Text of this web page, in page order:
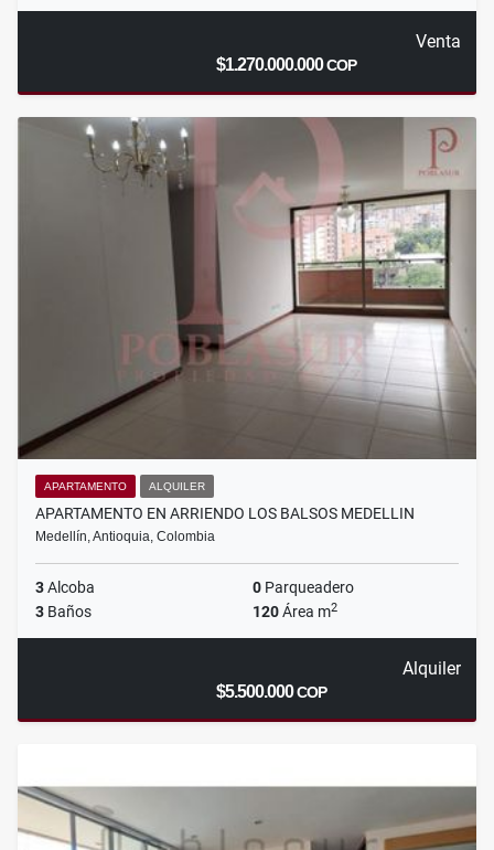
Venta
$1.270.000.000COP
APARTAMENTO ALQUILER
APARTAMENTO EN ARRIENDO LOS BALSOS MEDELLIN
Medellín, Antioquia, Colombia
3Alcoba 0 Parqueadero
3 Baños 120Área m2
Alquiler
$5.500.000COP